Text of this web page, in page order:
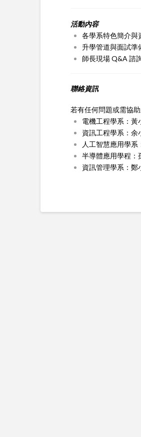
活動內容
各學系特色簡介與
升學管道與面試準
師長現場 Q&A 諮
聯絡資訊
若有任何問題或需協
電機工程學系：黃
資訊工程學系：余
人工智慧應用學
半導體應用學程：
資訊管理學系：鄭